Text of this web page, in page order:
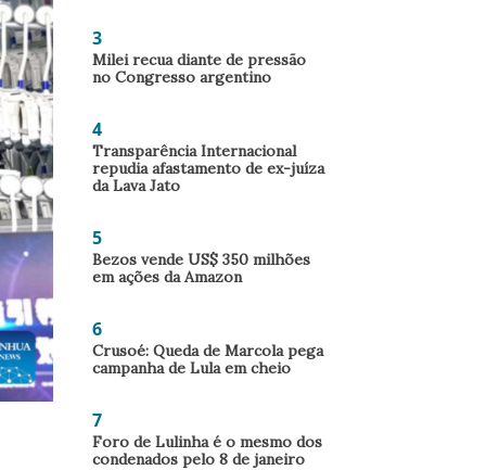
3
Milei recua diante de pressão
no Congresso argentino
4
Transparência Internacional
repudia afastamento de ex-juíza
da Lava Jato
5
Bezos vende US$ 350 milhões
em ações da Amazon
6
Crusoé: Queda de Marcola pega
campanha de Lula em cheio
7
Foro de Lulinha é o mesmo dos
condenados pelo 8 de janeiro